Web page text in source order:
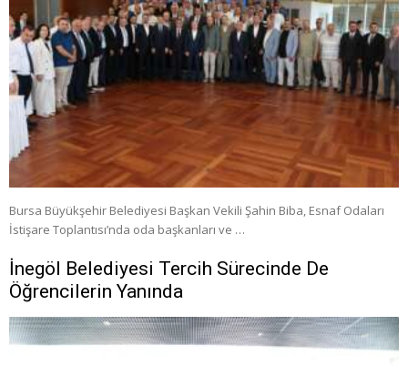
Bursa Büyükşehir Belediyesi Başkan Vekili Şahin Biba, Esnaf Odaları
İstişare Toplantısı’nda oda başkanları ve …
İnegöl Belediyesi Tercih Sürecinde De
Öğrencilerin Yanında